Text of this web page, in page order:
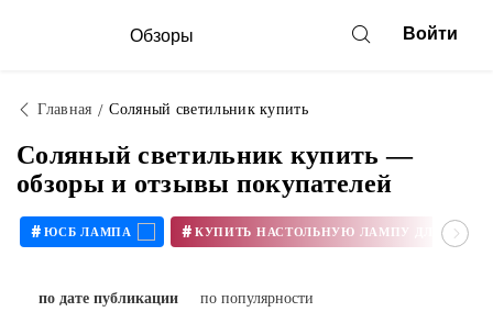
Обзоры Войти
Главная Соляный светильник купить
Соляный светильник купить —
обзоры и отзывы покупателей
# ЮСБ ЛАМПА #
по дате публикации по популярности